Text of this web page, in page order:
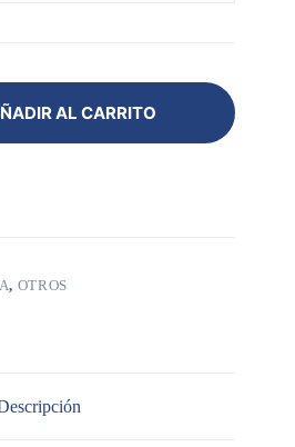
AL CARRITO
, OTROS